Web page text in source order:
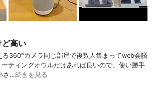
ど高い
る360°カメラ同じ部屋で複数人集まってweb会議
ティングオウルだけあれば良いので、使い勝手
さ…続きを見る